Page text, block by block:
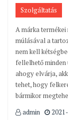
Szolgáltatás
A márka
múlásával a
nem kell
fellelhető minden
ahogy elvárja,
tehet, hogy
bármikor
admin